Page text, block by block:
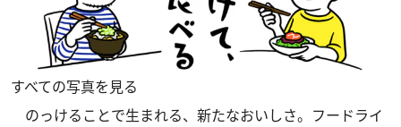
すべての写真を見る
のっけることで生まれる、新たなおいしさ。フードライ